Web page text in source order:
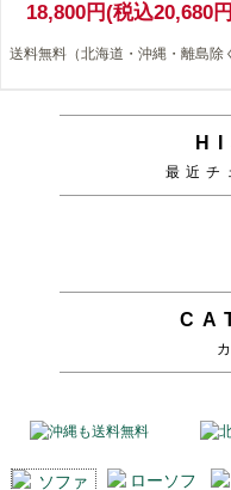
18,800円(税込20,680
送料無料（北海道・沖縄・離島除
最近チ